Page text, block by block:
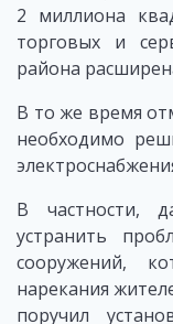
2 миллиона
торговых и
района
В то же время
необходимо
В частности,
устранить
сооружений,
нарекания
поручил